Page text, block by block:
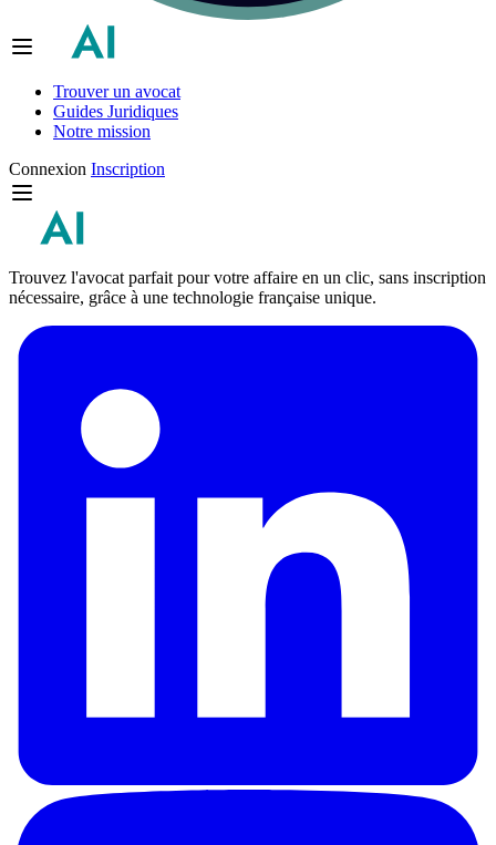
Trouver un avocat
Guides Juridiques
Notre mission
Connexion Inscription
Trouvez l'avocat parfait pour votre affaire en un clic, sans inscription
nécessaire, grâce à une technologie française unique.